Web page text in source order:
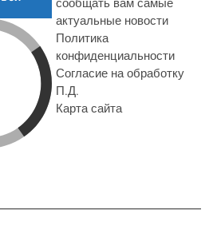
актуальные новости
Политика
конфиденциальности
Согласие на обработку
П.Д.
Карта сайта